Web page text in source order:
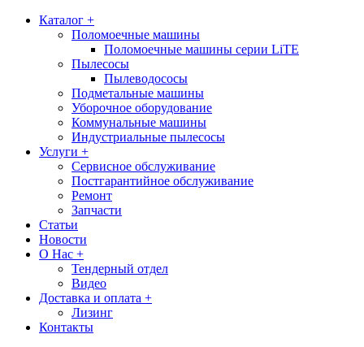
Каталог +
Поломоечные машины
Поломоечные машины серии LiTE
Пылесосы
Пылеводососы
Подметальные машины
Уборочное оборудование
Коммунальные машины
Индустриальные пылесосы
Услуги +
Сервисное обслуживание
Постгарантийное обслуживание
Ремонт
Запчасти
Статьи
Новости
О Нас +
Тендерный отдел
Видео
Доставка и оплата +
Лизинг
Контакты